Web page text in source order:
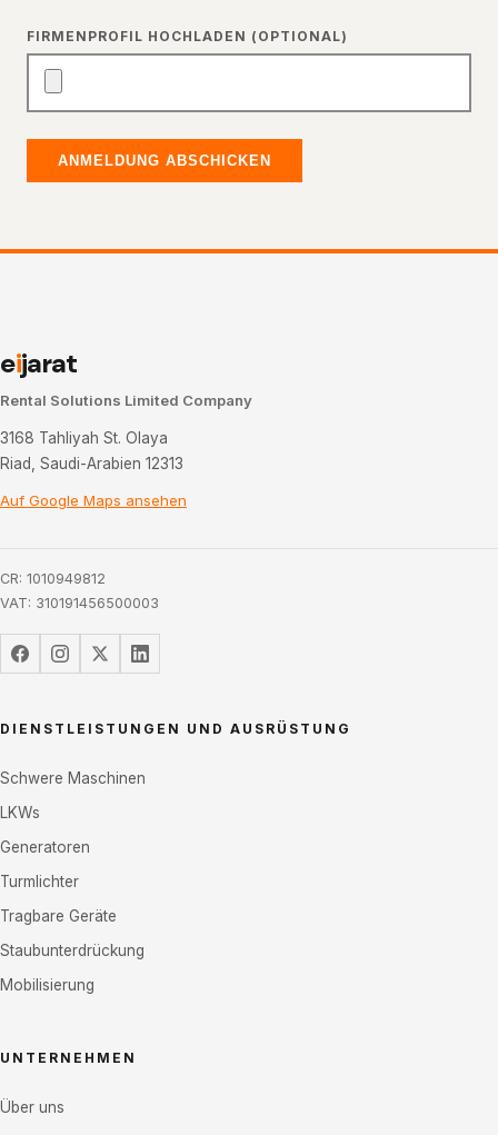
Upload Company Profile (Optional)
FIRMENPROFIL HOCHLADEN (OPTIONAL)
ANMELDUNG ABSCHICKEN
eijarat
Rental Solutions Limited Company
3168 Tahliyah St. Olaya
Riad, Saudi-Arabien 12313
Auf Google Maps ansehen
CR: 1010949812
VAT: 310191456500003
DIENSTLEISTUNGEN UND AUSRÜSTUNG
Schwere Maschinen
LKWs
Generatoren
Turmlichter
Tragbare Geräte
Staubunterdrückung
Mobilisierung
UNTERNEHMEN
Über uns